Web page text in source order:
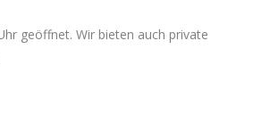
geöffnet. Wir bieten auch private